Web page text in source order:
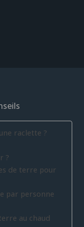
raclette ?
?
de terre pour
par personne
au chaud